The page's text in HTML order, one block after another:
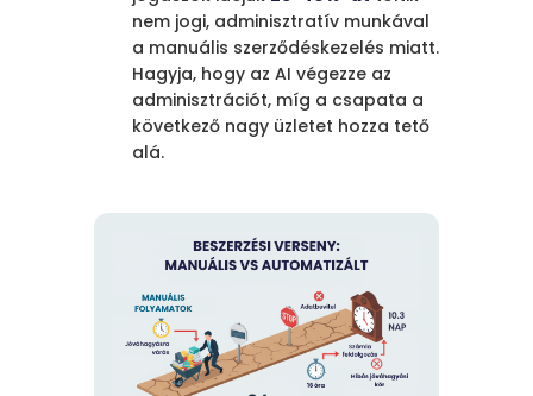
nem jogi, adminisztratív munkával
a manuális szerződéskezelés miatt.
Hagyja, hogy az AI végezze az
adminisztrációt, míg a csapata a
következő nagy üzletet hozza tető
alá.